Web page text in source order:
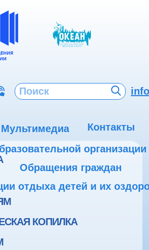
Мультимедиа
Контакты
организации
Обращения граждан
отдыха детей и их
КОПИЛКА